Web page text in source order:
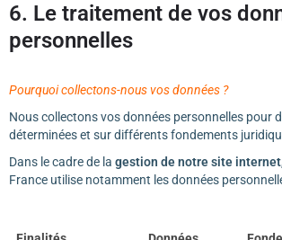
6. Le traitement de vos
personnelles
Pourquoi collectons-nous vos données ?
Nous collectons vos données personnelles pour
déterminées et sur différents fondements
Dans le cadre de la gestion de notre site internet
France utilise notamment les données